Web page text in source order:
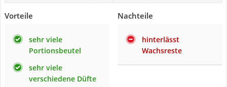
Vorteile
sehr viele
Portionsbeutel
sehr viele
verschiedene Düfte
Nachteile
hinterlässt
Wachsreste